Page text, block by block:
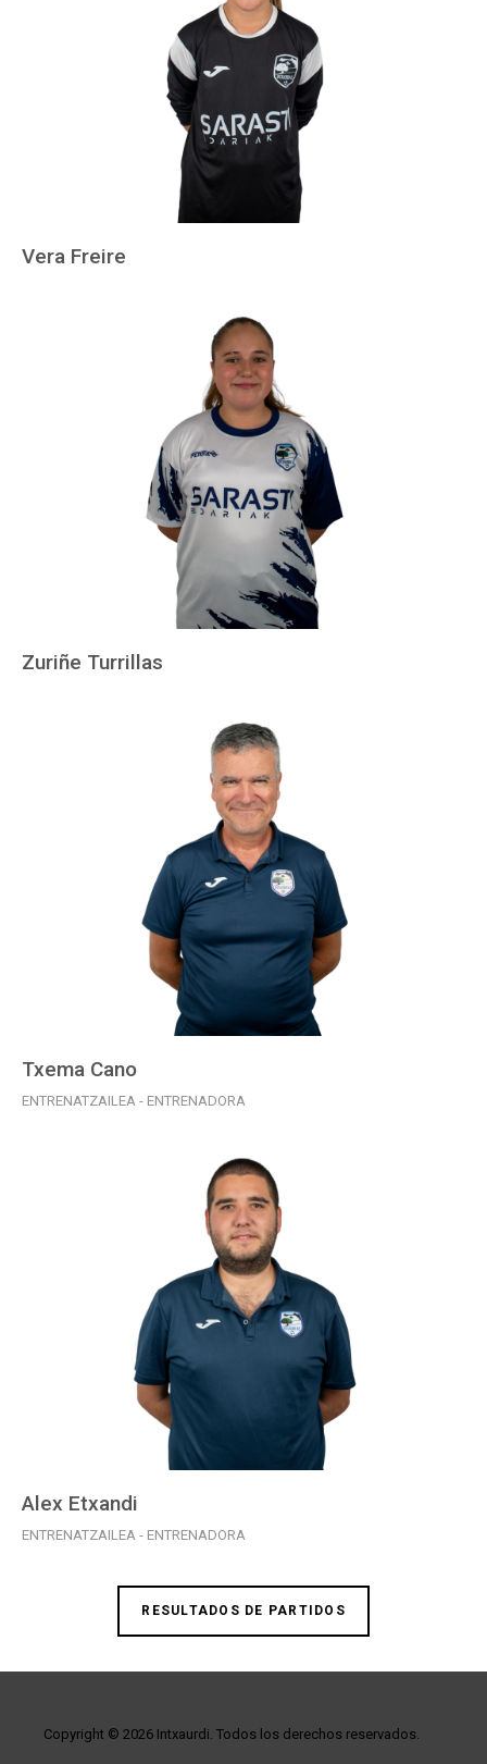
Vera Freire
Zuriñe Turrillas
Txema Cano
ENTRENATZAILEA - ENTRENADORA
Alex Etxandi
ENTRENATZAILEA - ENTRENADORA
RESULTADOS DE PARTIDOS
Copyright © 2026 Intxaurdi. Todos los derechos reservados.